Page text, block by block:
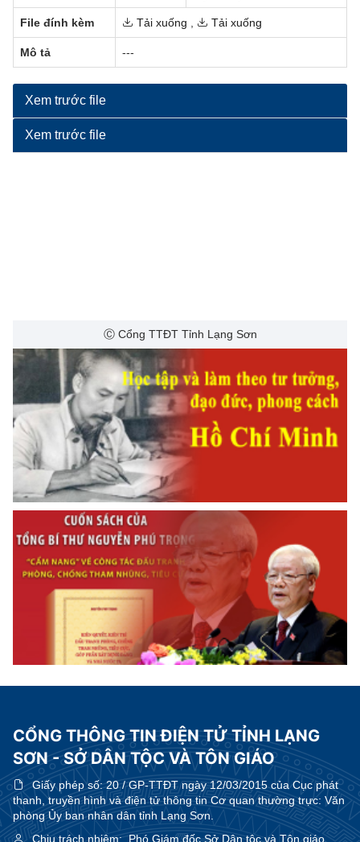
File đính kèm Tải xuống Tải xuống
Mô tả ---
Xem trước file
Xem trước file
Ⓒ Cổng TTĐT Tỉnh Lạng Sơn
CỔNG THÔNG TIN ĐIỆN TỬ TỈNH LẠNG
SƠN - SỞ DÂN TỘC VÀ TÔN GIÁO
Giấy phép số:20 / GP-TTĐT ngày 12/03/2015 của Cục phát
thanh, truyền hình và điện tử thông tin Cơ quan thường trực: Văn
phòng Ủy ban nhân dân tỉnh Lạng Sơn.
Chịu trách nhiệm:Phó Giám đốc Sở Dân tộc và Tôn giáo